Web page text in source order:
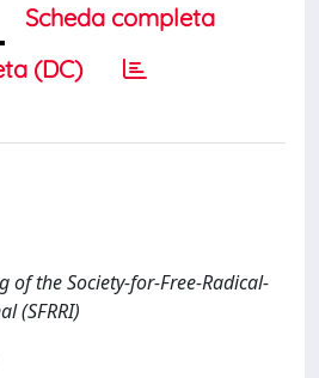
Scheda completa
(DC)
of the Society-for-Free-Radical-
(SFRRI)